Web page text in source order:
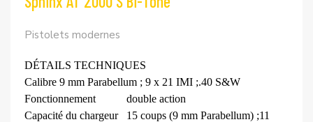
Pistolets modernes
DÉTAILS TECHNIQUES
Calibre 9 mm Parabellum ; 9 x 21 IMI ;.40 S&W
Fonctionnement
double action
Capacité du chargeur
15 coups (9 mm Parabellum) ;11